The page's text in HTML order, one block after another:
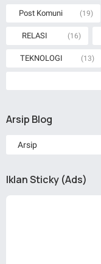
Post Komuni (19)
RELASI (16)
TEKNOLOGI (13)
Arsip Blog
Iklan Sticky (Ads)